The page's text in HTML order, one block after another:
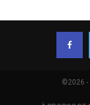
©2026 -